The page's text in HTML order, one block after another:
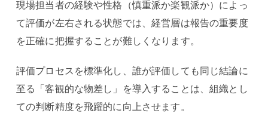
現場担当者の経験や性格（慎重派か楽観派か）によっ
て評価が左右される状態では、経営層は報告の重要度
を正確に把握することが難しくなります。
評価プロセスを標準化し、誰が評価しても同じ結論に
至る「客観的な物差し」を導入することは、組織とし
ての判断精度を飛躍的に向上させます。